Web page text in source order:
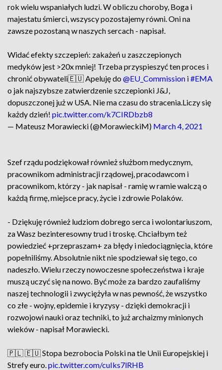
rok wielu wspaniałych ludzi. W obliczu choroby, Boga i
majestatu śmierci, wszyscy pozostajemy równi. Oni na
zawsze pozostaną w naszych sercach - napisał.
Widać efekty szczepień: zakażeń u zaszczepionych
medyków jest >20x mniej! Trzeba przyspieszyć ten proces i
chronić obywateli🇪🇺 Apeluję do @EU_Commission i#EMA
o jak najszybsze zatwierdzenie szczepionki J&J,
dopuszczonej już w USA. Nie ma czasu do stracenia.Liczy się
każdy dzień! pic.twitter.com/k7CIRDbzb8
— Mateusz Morawiecki (@MorawieckiM) March 4, 2021
Szef rządu podziękował również służbom medycznym,
pracownikom administracji rządowej, pracodawcom i
pracownikom, którzy - jak napisał - ramię w ramie walczą o
każdą firmę, miejsce pracy, życie i zdrowie Polaków.
- Dziękuję również ludziom dobrego serca i wolontariuszom,
za Wasz bezinteresowny trud i troskę. Chciałbym też
powiedzieć +przepraszam+ za błędy i niedociągnięcia, które
popełniliśmy. Absolutnie nikt nie spodziewał się tego, co
nadeszło. Wielu rzeczy nowoczesne społeczeństwa i kraje
muszą uczyć się na nowo. Być może za bardzo zaufaliśmy
naszej technologii i zwyciężyła w nas pewność, że wszystko
co złe - wojny, epidemie i kryzysy - dzięki demokracji i
rozwojowi nauki oraz techniki, to już archaizmy minionych
wieków - napisał Morawiecki.
🇵🇱 🇪🇺 Stopa bezrobocia Polski na tle Unii Europejskiej i
Strefy euro.pic.twitter.com/cuIks7lRHB